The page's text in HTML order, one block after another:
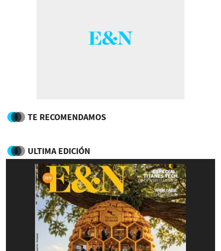
TE RECOMENDAMOS
ULTIMA EDICIÓN